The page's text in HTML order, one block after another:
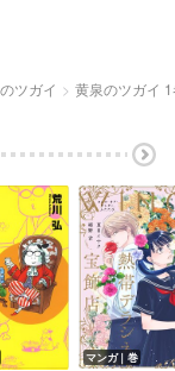
ツガイ 黄泉のツガイ
マンガ｜巻